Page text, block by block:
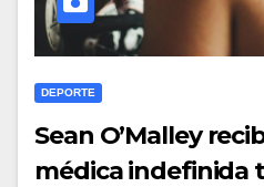
DEPORTE
Sean O’Malley
médica indefinida